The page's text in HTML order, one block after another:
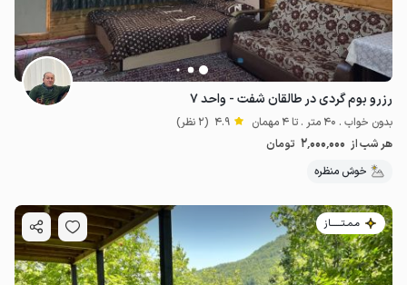
رزرو بوم گردی در طالقان شفت - واحد ۷
بدون خواب . 40 متر . تا 4 مهمان 4.9 (2 نظر)
هر شب از 2٬000٬000 تومان
خوش منظره
مـمـتــــــاز